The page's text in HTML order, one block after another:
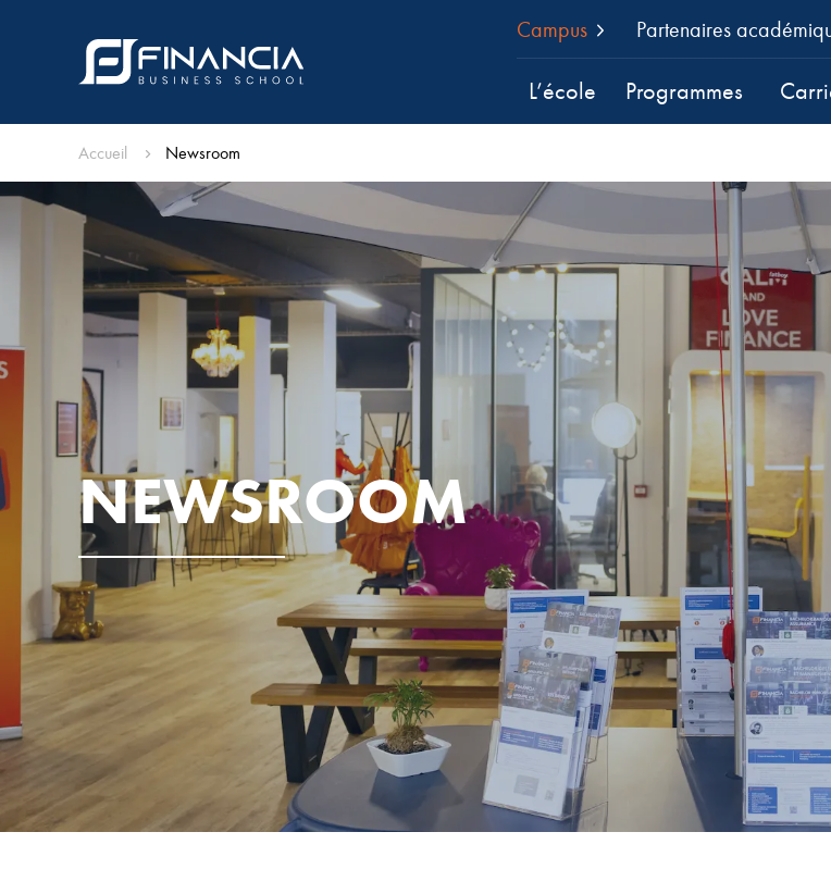
Campus Partenaires
L’école Programmes
Accueil Newsroom
NEWSROOM